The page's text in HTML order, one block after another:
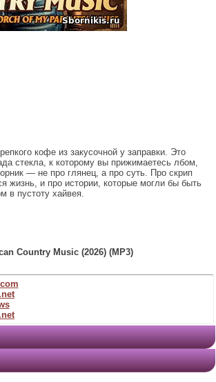
кофе из закусочной у заправки. Это
стекла, к которому вы прижимаетесь лбом,
— не про глянец, а про суть. Про скрип
жизнь, и про истории, которые могли бы быть
в пустоту хайвея.
Country Music (2026) (MP3)